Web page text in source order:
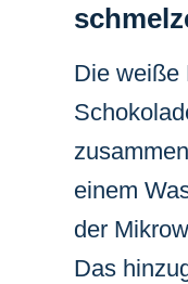
Die weiße
einem
der
Das